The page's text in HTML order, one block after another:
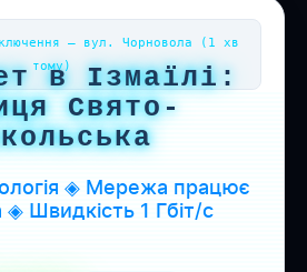
— вул. Чорновола (1 хв
тому)в Ізмаїлі:
Свято-
◈ Мережа працює
◈ Швидкість 1 Гбіт/с